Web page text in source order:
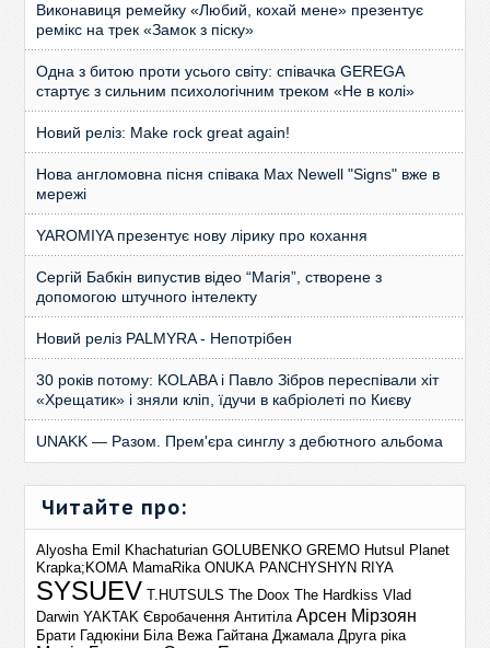
Виконавиця ремейку «Любий, кохай мене» презентує
ремікс на трек «Замок з піску»
Одна з битою проти усього світу: співачка GEREGA
стартує з сильним психологічним треком «Не в колі»
Новий реліз: Make rock great again!
Нова англомовна пісня співака Max Newell "Signs" вже в
мережі
YAROMIYA презентує нову лірику про кохання
Сергій Бабкін випустив відео “Магія”, створене з
допомогою штучного інтелекту
Новий реліз PALMYRA - Непотрібен
30 років потому: KOLABA і Павло Зібров переспівали хіт
«Хрещатик» і зняли кліп, їдучи в кабріолеті по Києву
UNAKK — Разом. Прем'єра синглу з дебютного альбома
Читайте про:
Alyosha Emil Khachaturian GOLUBENKO GREMO Hutsul Planet
Krapka;KOMA MamaRika ONUKA PANCHYSHYN RIYA
SYSUEV T.HUTSULS The Doox The Hardkiss Vlad
Darwin YAKTAK Євробачення Антитіла Арсен Мірзоян
Брати Гадюкіни Біла Вежа Гайтана Джамала Друга ріка